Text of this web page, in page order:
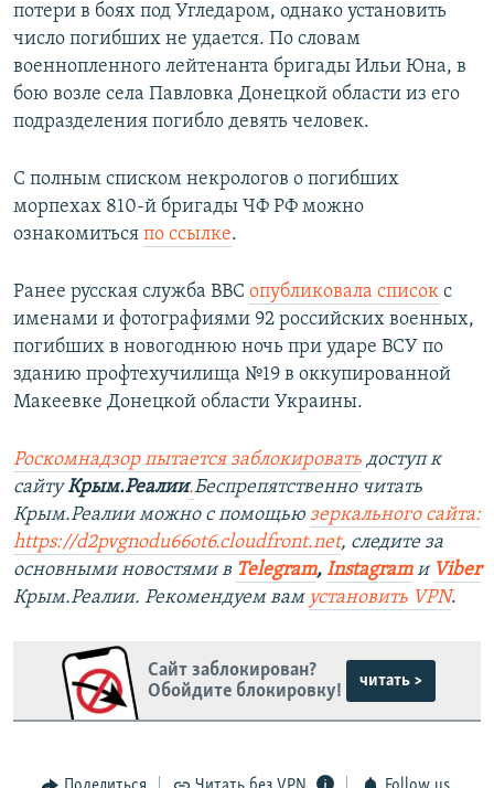
потери в боях под Угледаром, однако установить
число погибших не удается. По словам
военнопленного лейтенанта бригады Ильи Юна, в
бою возле села Павловка Донецкой области из его
подразделения погибло девять человек.
С полным списком некрологов о погибших
морпехах 810-й бригады ЧФ РФ можно
ознакомиться по ссылке.
Ранее русская служба BBC опубликовала список с
именами и фотографиями 92 российских военных,
погибших в новогоднюю ночь при ударе ВСУ по
зданию профтехучилища №19 в оккупированной
Макеевке Донецкой области Украины.
Роскомнадзор пытается заблокировать доступ к
сайтуКрым.Реалии.Беспрепятственно читать
Крым.Реалии можно с помощью зеркального сайта:
https://d2pvgnodu66ot6.cloudfront.net, следите за
основными новостями в Telegram, Instagramи Viber
Крым.Реалии. Рекомендуем вам установить VPN.
Сайт заблокирован?
Обойдите блокировку!
читать >